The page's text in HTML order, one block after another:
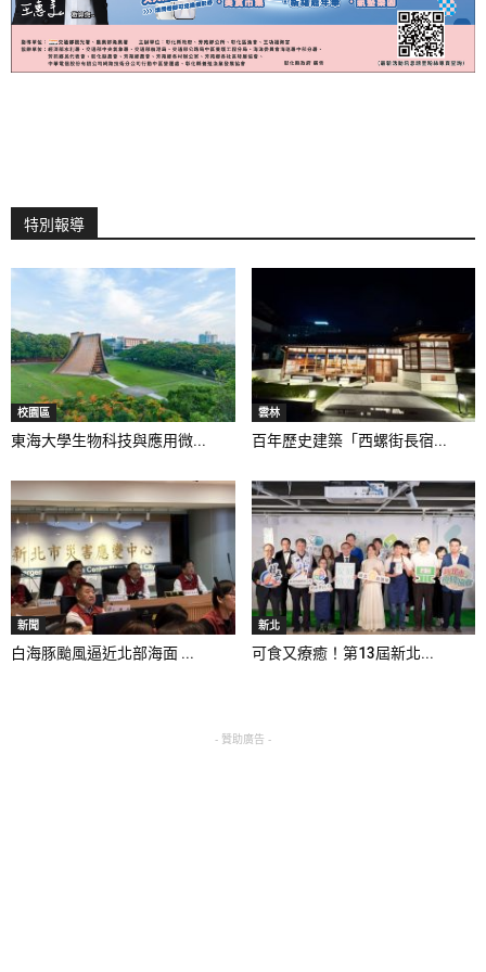
特別報導
校園區
東海大學生物科技與應用微...
雲林
百年歷史建築「西螺街長宿...
新聞
白海豚颱風逼近北部海面 ...
新北
可食又療癒！第13屆新北...
- 贊助廣告 -